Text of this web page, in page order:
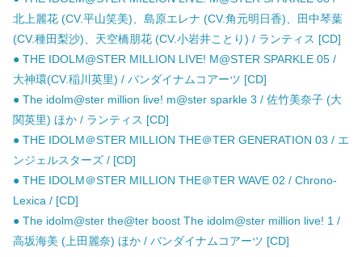
北上麗花 (CV.平山笑美)、島原エレナ (CV.角元明日香)、田中琴葉
(CV.種田梨沙)、天空橋朋花 (CV.小岩井ことり) / ランティス [CD]
● THE IDOLM@STER MILLION LIVE! M@STER SPARKLE 05 /
大神環(CV.稲川英里) / バンダイナムコアーツ [CD]
● The idolm@ster million live! m@ster sparkle 3 / 佐竹美奈子 (大
関英里) ほか / ランティス [CD]
● THE IDOLM＠STER MILLION THE＠TER GENERATION 03 / エ
ンジェルスターズ / [CD]
● THE IDOLM＠STER MILLION THE＠TER WAVE 02 / Chrono-
Lexica / [CD]
● The idolm@ster the@ter boost The idolm@ster million live! 1 /
高坂海美 (上田麗奈) ほか / バンダイナムコアーツ [CD]